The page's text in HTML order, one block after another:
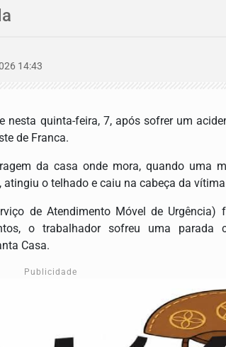
14:43
nesta quinta-feira, 7, após sofrer um
de Franca.
da casa onde mora, quando uma
o telhado e caiu na cabeça da
de Atendimento Móvel de Urgência)
o trabalhador sofreu uma parada
Casa.
Publicidade